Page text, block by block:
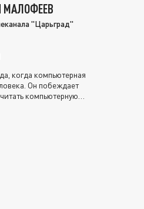
МАЛОФЕЕВ
"Царьград"
когда компьютерная
Он побеждает
компьютерную